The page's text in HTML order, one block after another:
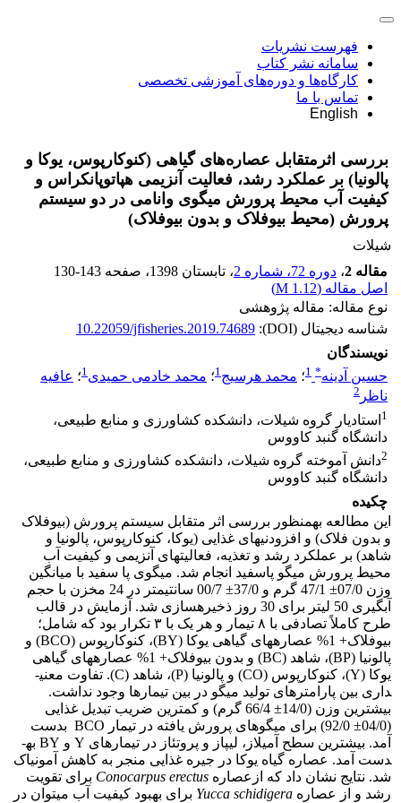
فهرست نشریات
سامانه نشر کتاب
کارگاه‌ها و دوره‌های آموزشی تخصصی
تماس با ما
English
بررسی اثرمتقابل عصاره‌های گیاهی (کنوکارپوس، یوکا و
پالونیا) بر عملکرد رشد، فعالیت آنزیمی هپاتوپانکراس و
کیفیت آب محیط پرورش میگوی وانامی در دو سیستم
پرورش (محیط بیوفلاک و بدون بیوفلاک)
شیلات
مقاله 2
، دوره 72، شماره 2 ، تابستان 1398 ، صفحه 130-143
اصل مقاله (1.12 M
)
نوع مقاله: مقاله پژوهشی
شناسه دیجیتال (DOI):
10.22059/jfisheries.2019.74689
نویسندگان
حسین آدینه*
1؛ محمد هرسیج1؛ محمد خادمی حمیدی1؛ عافیه
ناظر 2
1 استادیار گروه شیلات، دانشکده کشاورزی و منابع طبیعی،
دانشگاه گنبد کاووس
2دانش آموخته گروه شیلات، دانشکده کشاورزی و منابع طبیعی،
دانشگاه گنبد کاووس
چکیده
این مطالعه به­منظور بررسی اثر متقابل سیستم پرورش (بیوفلاک
و بدون فلاک) و افزودنی­های غذایی (یوکا، کنوکارپوس، پالونیا و
شاهد) بر عملکرد رشد و تغذیه، فعالیت­های آنزیمی و کیفیت آب
محیط پرورش میگو پاسفید انجام شد. میگوی پا سفید با میانگین
وزن 07/0± 47/1 گرم و 37/0± 00/7 سانتی­متر در 24 مخزن با حجم
آبگیری 50 لیتر برای 30 روز ذخیره­سازی شد. آزمایش در قالب
طرح کاملاً تصادفی با ۸ تیمار و هر یک با ۳ تکرار بود که شامل؛
بیوفلاک+ 1% عصاره­های گیاهی یوکا (BY)، کنوکارپوس (BCO) و
پالونیا (BP)، شاهد (BC) و بدون بیوفلاک+ 1% عصاره­های گیاهی
یوکا (Y)، کنوکارپوس (CO) و پالونیا (P)، شاهد (C). تفاوت معنی­
داری بین پارامترهای تولید میگو در بین تیمارها وجود نداشت.
بیشترین وزن (14/0± 66/4 گرم) و کمترین ضریب تبدیل غذایی
(04/0± 92/0) برای میگوهای پرورش یافته در تیمار BCO بدست
آمد. بیشترین سطح آمیلاز، لیپاز و پروتئاز در تیمارهای Y و BY به­
دست آمد. عصاره گیاه یوکا در جیره غذایی منجر به کاهش آمونیاک
شد. نتایج نشان داد که ازعصاره Conocarpus erectus برای تقویت
رشد و از عصاره Yucca schidigera برای بهبود کیفیت آب می­توان در